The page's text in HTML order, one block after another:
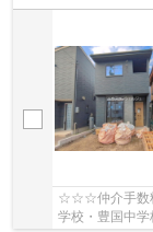
☆☆☆仲介手数
学校・豊国中学